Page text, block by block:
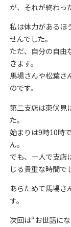
が、それが終わっ
私は体力があるほ
せんでした。
ただ、自分の自由
きます。
馬場さんや松葉さ
のです。
第二支店は東伏見
た。
始まりは9時10時
ん。
でも、一人で支店
じる貴重な時間で
あらためて馬場さ
す。
次回は“お世話に